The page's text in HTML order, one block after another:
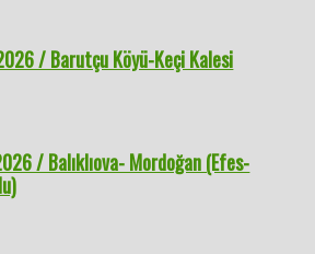
/ Barutçu Köyü-Keçi Kalesi
/ Balıklıova- Mordoğan (Efes-